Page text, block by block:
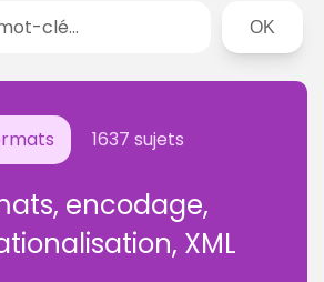
Rechercher
1637 sujets
encodage,
XML